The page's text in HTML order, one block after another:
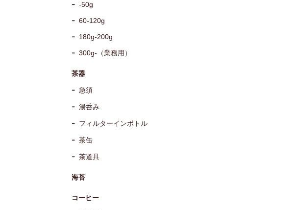
-50g
60-120g
180g-200g
300g-（業務用）
茶器
急須
湯呑み
フィルターインボトル
茶缶
茶道具
海苔
コーヒー